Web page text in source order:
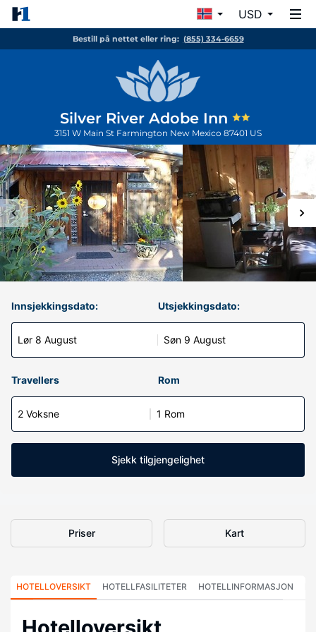
USD
Bestill på nettet eller ring: (855) 334-6659
Silver River Adobe Inn
3151 W Main St Farmington New Mexico 87401 US
Innsjekkingsdato:
Lør 8 August
Utsjekkingsdato:
Søn 9 August
Travellers Rom
2 Voksne 1 Rom
Sjekk tilgjengelighet
Priser Kart
HOTELLOVERSIKT HOTELLFASILITETER HOTELLINFORMASJON